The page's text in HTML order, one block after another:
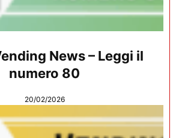
News – Leggi il
numero 80
20/02/2026